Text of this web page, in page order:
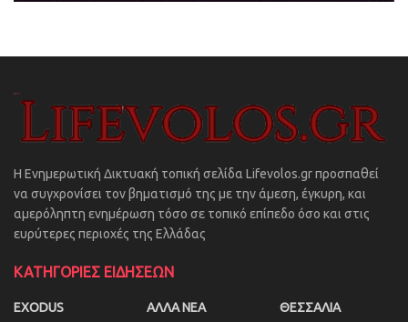
Η Ενημερωτική Δικτυακή τοπική σελίδα Lifevolos.gr προσπαθεί
να συγχρονίσει τον βηματισμό της με την άμεση, έγκυρη, και
αμερόληπτη ενημέρωση τόσο σε τοπικό επίπεδο όσο και στις
ευρύτερες περιοχές της Ελλάδας
ΚΑΤΗΓΟΡΙΕΣ ΕΙΔΗΣΕΩΝ
EXODUS
ΑΛΛΑ ΝΕΑ
ΘΕΣΣΑΛΙΑ